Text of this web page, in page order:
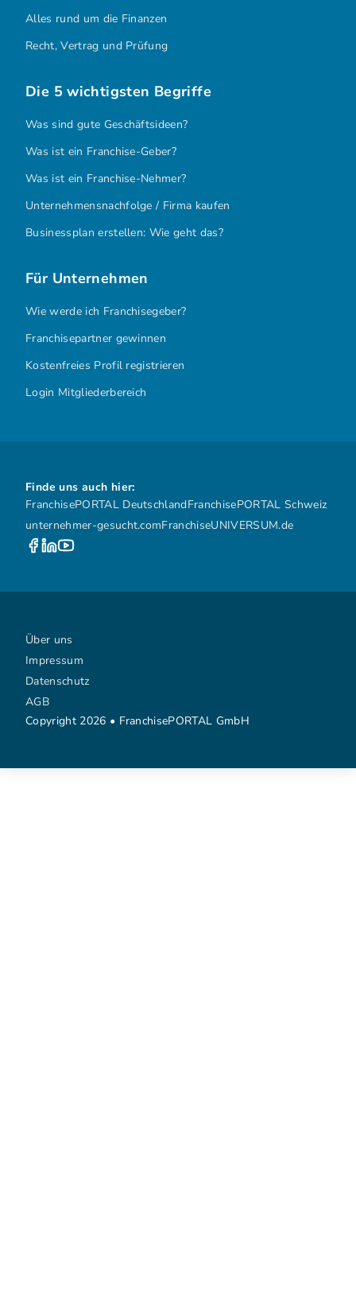
Alles rund um die Finanzen
Recht, Vertrag und Prüfung
Die 5 wichtigsten Begriffe
Was sind gute Geschäftsideen?
Was ist ein Franchise-Geber?
Was ist ein Franchise-Nehmer?
Unternehmensnachfolge / Firma kaufen
Businessplan erstellen: Wie geht das?
Für Unternehmen
Wie werde ich Franchisegeber?
Franchisepartner gewinnen
Kostenfreies Profil registrieren
Login Mitgliederbereich
Finde uns auch hier:
FranchisePORTAL DeutschlandFranchisePORTAL Schweiz
unternehmer-gesucht.comFranchiseUNIVERSUM.de
Copyright 2026 • FranchisePORTAL GmbH
Über uns
Impressum
Datenschutz
AGB